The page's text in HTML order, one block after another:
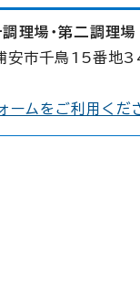
理場・第二調理場
市千鳥15番地
ムをご利用くだ